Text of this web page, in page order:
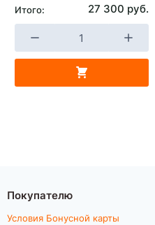
Итого: 27 300 руб.
Покупателю
Условия Бонусной карты